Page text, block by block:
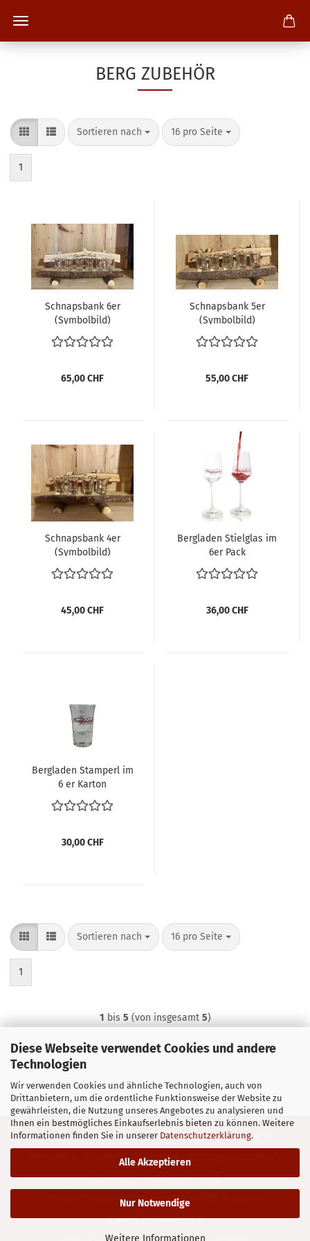
Diese Webseite verwendet Cookies und andere
Technologien
Wir verwenden Cookies und ähnliche Technologien, auch von
Drittanbietern, um die ordentliche Funktionsweise der Website zu
gewährleisten, die Nutzung unseres Angebotes zu analysieren und
Ihnen ein bestmögliches Einkaufserlebnis bieten zu können. Weitere
Informationen finden Sie in unserer Datenschutzerklärung.
Alle Akzeptieren
Nur Notwendige
Weitere Informationen
BERG ZUBEHÖR
Sortieren nach
Sortieren nach 16 pro Seite
pro Seite
1
Schnapsbank 6er
(Symbolbild)
65,00 CHF
Schnapsbank 5er
(Symbolbild)
55,00 CHF
Schnapsbank 4er
(Symbolbild)
45,00 CHF
Bergladen Stielglas im
6er Pack
36,00 CHF
Bergladen Stamperl im
6 er Karton
30,00 CHF
Sortieren nach
Sortieren nach 16 pro Seite
pro Seite
1
1 bis 5 (von insgesamt 5)
Kontakt
Widerrufsrecht & Muster-Widerrufsformular
Versand- & Zahlungsbedingungen
frickTALER
Impressum
AGB
Privatsphäre und Datenschutz
Cookie Einstellungen